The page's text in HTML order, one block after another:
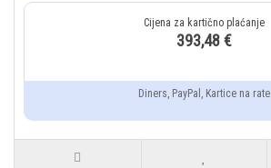
393,48 €
Diners, PayPal, Kartice na rate